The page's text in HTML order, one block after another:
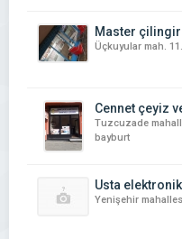
Master çilingir
Üçkuyular mah.
Cennet çeyiz
Tuzcuzade
bayburt
Usta
Yenişehir